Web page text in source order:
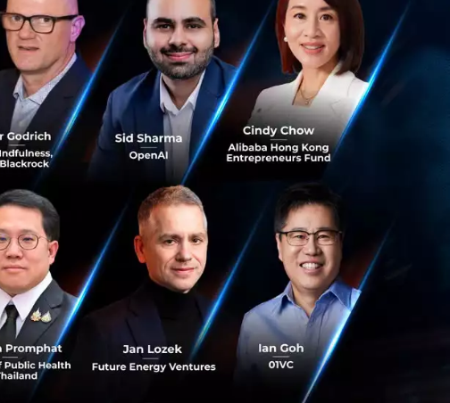
องคุณ?
ใช้งานไม่ได้ใช้แค่บริการ
สในการหาคนที่ใช่มาก
ลานานในการพยายามหา
เหมาะสม และนำเสนอจุด
ช้ต้องทำการเชื่อมต่อโซ
นดังเช่นปกติ ในกรณีที่มี
แจ้งให้ทั้งสองฝ่ายได้รับ
Check in บน Facebook
นทนา ณ ขณะนั้นจะได้รับรู้